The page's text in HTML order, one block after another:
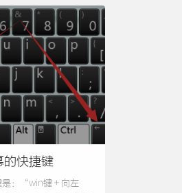
。依据CSS3标
的快捷键
是：“win键＋向左